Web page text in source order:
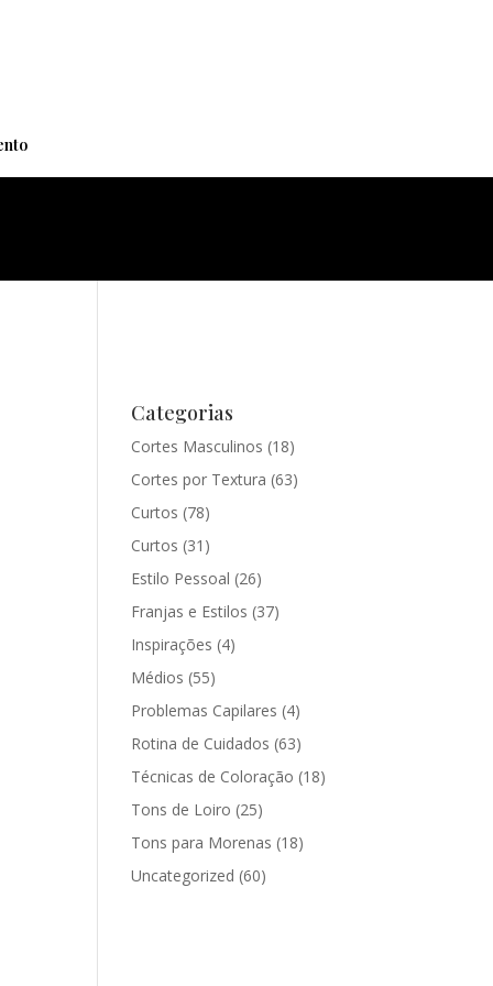
Categorias
Cortes Masculinos (18)
Cortes por Textura (63)
Curtos (78)
Curtos (31)
Estilo Pessoal (26)
Franjas e Estilos (37)
Inspirações (4)
Médios (55)
Problemas Capilares (4)
Rotina de Cuidados (63)
Técnicas de Coloração (18)
Tons de Loiro (25)
Tons para Morenas (18)
Uncategorized (60)